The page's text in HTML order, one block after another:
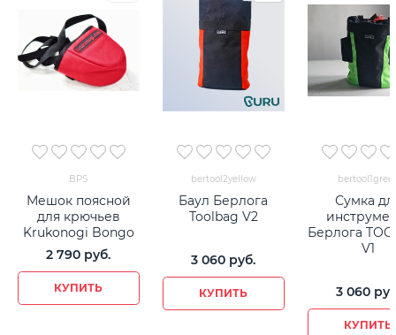
BPS
Мешок поясной
для крючьев
Krukonogi Bongo
2 790 руб.
КУПИТЬ
bertool2yellow
Баул Берлога
Toolbag V2
3 060 руб.
КУПИТЬ
Сумка
Берлога
V1
3 060
КУПИТЬ